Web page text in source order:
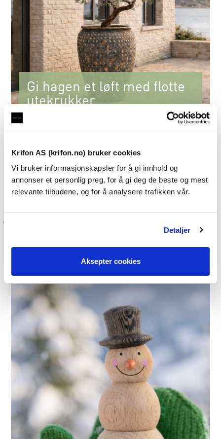
Krifon AS (krifon.no) bruker cookies
Vi bruker informasjonskapsler for å gi innhold og
annonser et personlig preg, for å gi deg de beste og mest
relevante tilbudene, og for å analysere trafikken vår.
Detaljer
Aksepter cookies
Gi hagen et løft med flotte
utekrukker